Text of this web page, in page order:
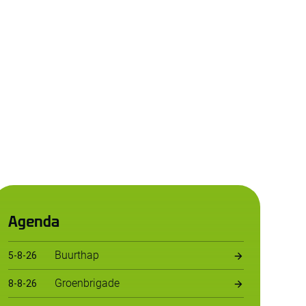
Agenda
5-8-26 Buurthap
8-8-26 Groenbrigade